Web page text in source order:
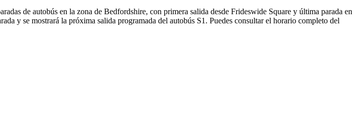
de autobús en la zona de Bedfordshire, con primera salida desde Frideswide Square y última parada en
y se mostrará la próxima salida programada del autobús S1. Puedes consultar el horario completo del